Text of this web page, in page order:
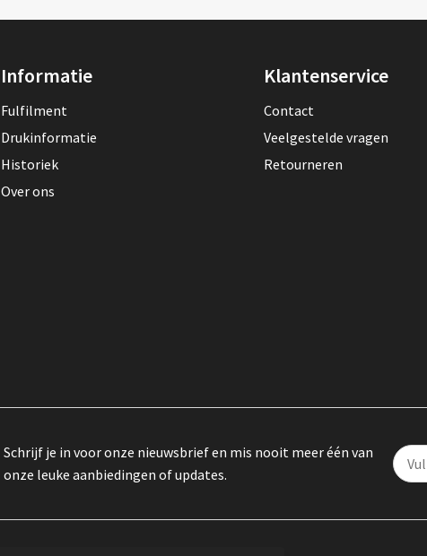
Informatie
Fulfilment
Drukinformatie
Historiek
Over ons
Klantenservice
Contact
Veelgestelde vragen
Retourneren
Schrijf je in voor onze nieuwsbrief en mis nooit meer één van
onze leuke aanbiedingen of updates.